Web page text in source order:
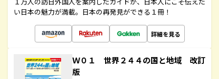
い日本の魅力が満載。日本の再発見ができる１冊！
詳細を見る
Ｗ０１ 世界２４４の国と地域 改訂
版